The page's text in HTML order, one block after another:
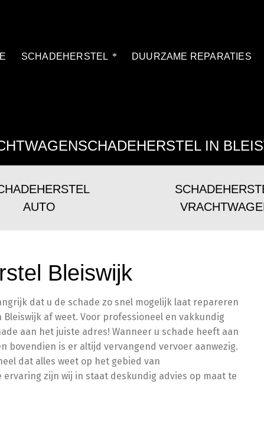
SCHADEHERSTEL DUURZAME REPARATIES
IN
AUTO
Bleiswijk
dat u de schade zo snel mogelijk laat repareren
af weet. Voor professioneel en vakkundig
aan het juiste adres! Wanneer u schade heeft aan
bovendien is er altijd vervangend vervoer aanwezig.
dat alles weet op het gebied van
zijn wij in staat deskundig advies op maat te